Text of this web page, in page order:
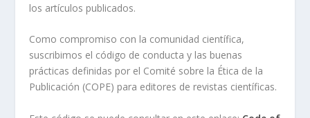
los artículos publicados.
Como compromiso con la comunidad científica,
suscribimos el código de conducta y las buenas
prácticas definidas por el Comité sobre la Ética de la
Publicación (COPE) para editores de revistas científicas.